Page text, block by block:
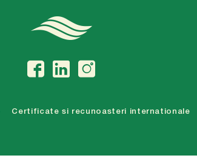
Certificate si recunoasteri internationale